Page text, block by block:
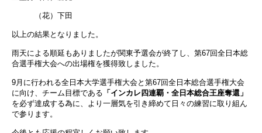
（花）下田
以上の結果となりました。
雨天による順延もありましたが関東予選会が終了し、第67回全日本総
合選手権大会への出場権を獲得致しました。
9月に行われる全日本大学選手権大会と第67回全日本総合選手権大会
に向け、チーム目標である 「インカレ四連覇・全日本総合王座奪還」
を必ず達成する為に、より一層気を引き締めて日々の練習に取り組ん
で参ります。